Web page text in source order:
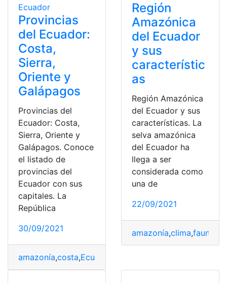
Provincias
del Ecuador:
Costa,
Sierra,
Oriente y
Galápagos
Provincias del
Ecuador: Costa,
Sierra, Oriente y
Galápagos. Conoce
el listado de
provincias del
Ecuador con sus
capitales. La
República
30/09/2021
amazonía,costa,Ecuador
Región
Amazónica
del Ecuador
y sus
característic
as
Región Amazónica
del Ecuador y sus
características. La
selva amazónica
del Ecuador ha
llega a ser
considerada como
una de
22/09/2021
amazonía,clima,fauna